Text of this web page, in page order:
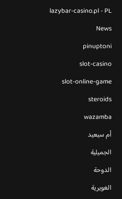
lazybar-casino.pl - PL
News
pinuptoni
slot-casino
slot-online-game
steroids
wazamba
أم سيعيد
الجميلية
الدوحة
الغويرية